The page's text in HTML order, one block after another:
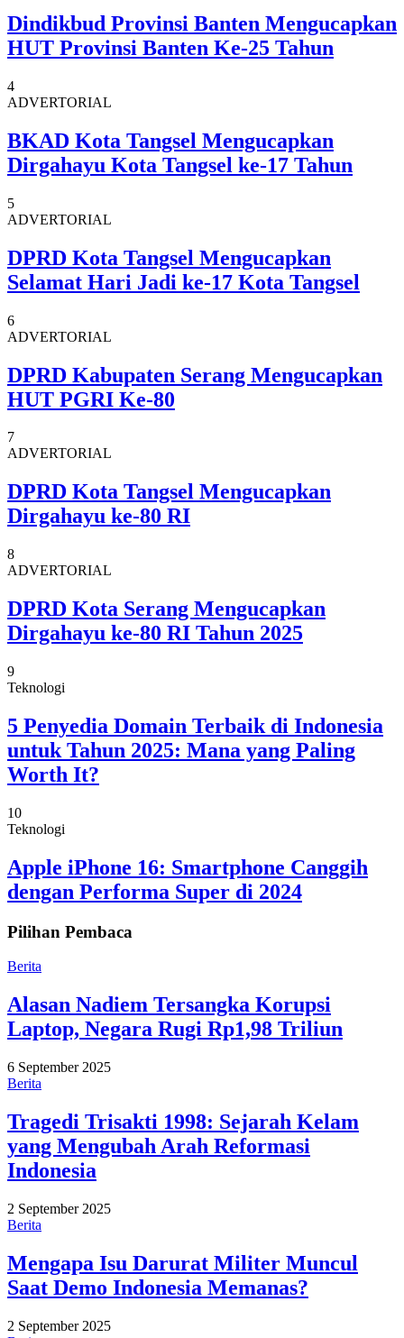
Dindikbud Provinsi Banten Mengucapkan
HUT Provinsi Banten Ke-25 Tahun
4
ADVERTORIAL
BKAD Kota Tangsel Mengucapkan
Dirgahayu Kota Tangsel ke-17 Tahun
5
ADVERTORIAL
DPRD Kota Tangsel Mengucapkan
Selamat Hari Jadi ke-17 Kota Tangsel
6
ADVERTORIAL
DPRD Kabupaten Serang Mengucapkan
HUT PGRI Ke-80
7
ADVERTORIAL
DPRD Kota Tangsel Mengucapkan
Dirgahayu ke-80 RI
8
ADVERTORIAL
DPRD Kota Serang Mengucapkan
Dirgahayu ke-80 RI Tahun 2025
9
Teknologi
5 Penyedia Domain Terbaik di Indonesia
untuk Tahun 2025: Mana yang Paling
Worth It?
10
Teknologi
Apple iPhone 16: Smartphone Canggih
dengan Performa Super di 2024
Pilihan Pembaca
Berita
Alasan Nadiem Tersangka Korupsi
Laptop, Negara Rugi Rp1,98 Triliun
6 September 2025
Berita
Tragedi Trisakti 1998: Sejarah Kelam
yang Mengubah Arah Reformasi
Indonesia
2 September 2025
Berita
Mengapa Isu Darurat Militer Muncul
Saat Demo Indonesia Memanas?
2 September 2025